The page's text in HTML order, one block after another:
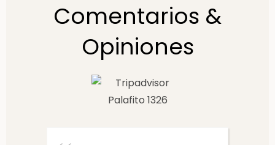
Comentarios &
Opiniones